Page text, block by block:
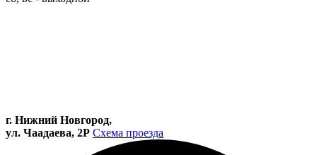
г. Нижний Новгород,
ул. Чаадаева, 2Р Схема проезда